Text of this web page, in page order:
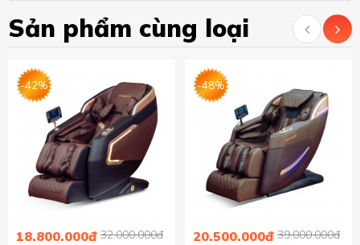
Sản phẩm cùng loại
-42%
18.800.000đ 32.000.000đ
-48%
20.500.000đ 39.000.000đ